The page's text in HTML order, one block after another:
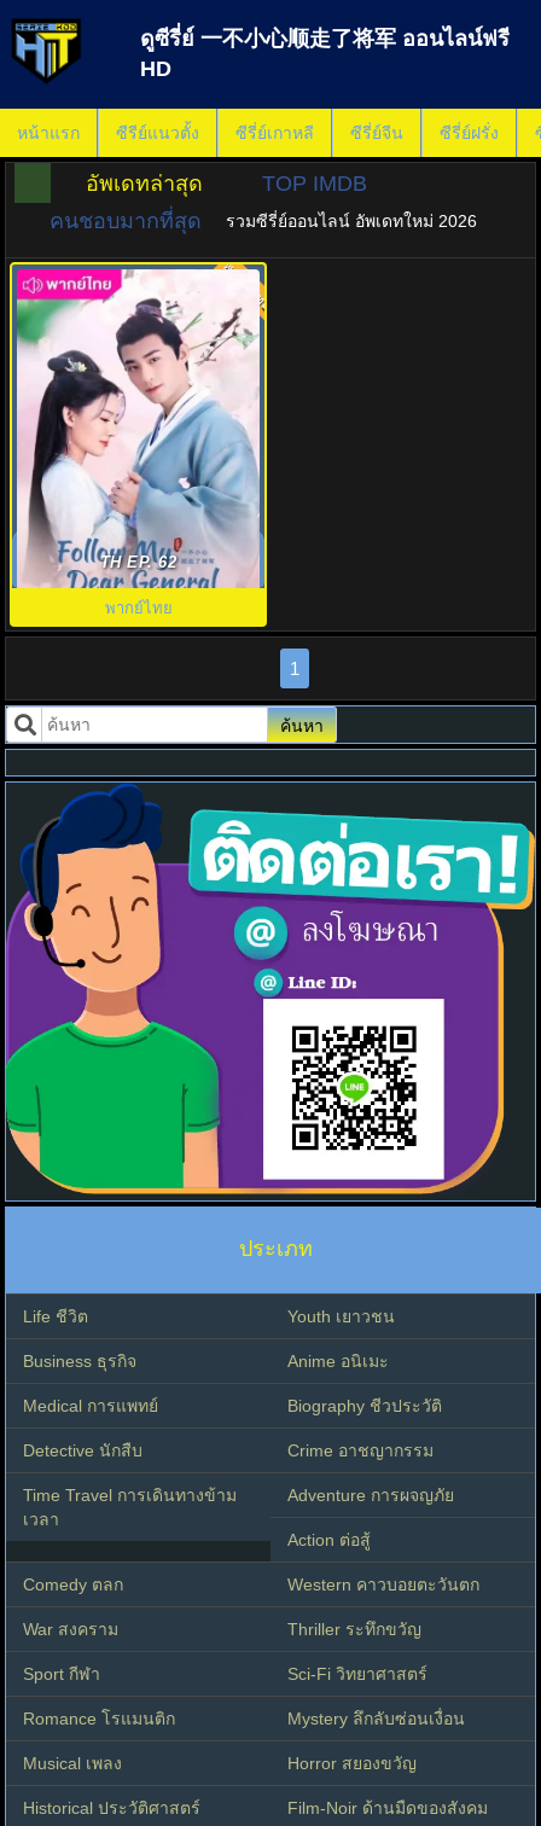
ดูซีรี่ย์ 一不小心顺走了将军 ออนไลน์ฟรี
HD
หน้าแรก ซีรีย์แนวตั้ง ซีรี่ย์เกาหลี ซีรี่ย์จีน ซีรี่ย์ฝรั่ง
อัพเดทล่าสุด
TOP IMDB
คนชอบมากที่สุด
รวมซีรี่ย์ออนไลน์ อัพเดทใหม่ 2026
ปล่อยใจไปตามท่านแม่ทัพ (2022)
Follow My Dear General พากย
ไทย
8.0 พากย์ไทย
TH EP. 62
พากย์ไทย
1
ค้นหา
ประเภท
Life ชีวิต Youth เยาวชน
Business ธุรกิจ Anime อนิเมะ
Medical การแพทย์ Biography ชีวประวัติ
Detective นักสืบ Crime อาชญากรรม
Time Travel การเดินทางข้าม
เวลา
Adventure การผจญภัย
Action ต่อสู้
Comedy ตลก Western คาวบอยตะวันตก
War สงคราม Thriller ระทึกขวัญ
Sport กีฬา Sci-Fi วิทยาศาสตร์
Romance โรแมนติก Mystery ลึกลับซ่อนเงื่อน
Musical เพลง Horror สยองขวัญ
Historical ประวัติศาสตร์ Film-Noir ด้านมืดของสังคม